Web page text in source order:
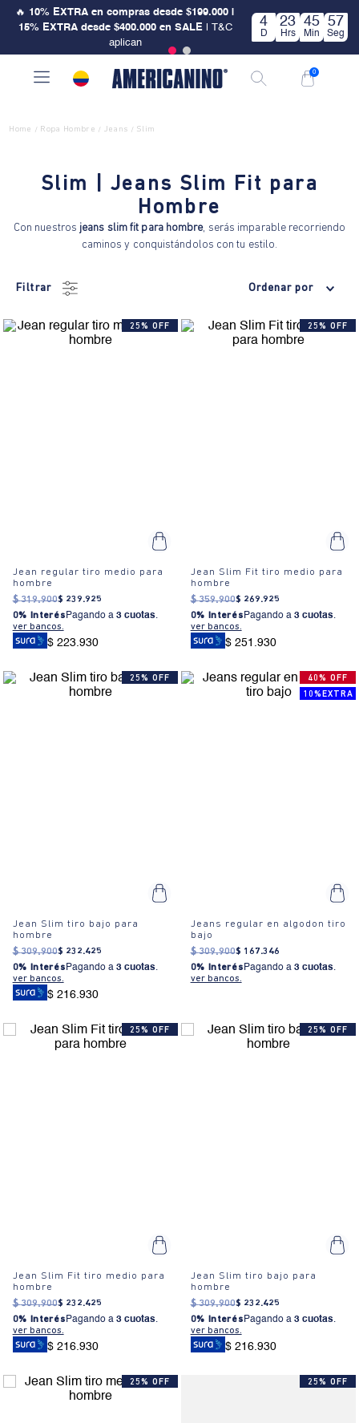
🔥 10% EXTRA en compras desde $199.000 |
15% EXTRA desde $400.000 en SALE| T&C
aplican
4
D
23
Hrs
45
Min
56
Seg
0
Home / Ropa Hombre / Jeans / Slim
Slim | Jeans Slim Fit para
Hombre
Con nuestros jeans slim fit para hombre, serás imparable recorriendo
caminos y conquistándolos con tu estilo.
Filtrar Ordenar por
25% OFF
Jean regular tiro medio para
hombre
$ 319.900$ 239.925
0% Interés Pagando a 3 cuotas.
ver bancos.
$ 223.930
25% OFF
Jean Slim Fit tiro medio para
hombre
$ 359.900$ 269.925
0% Interés Pagando a 3 cuotas.
ver bancos.
$ 251.930
25% OFF
Jean Slim tiro bajo para
hombre
$ 309.900$ 232.425
0% Interés Pagando a 3 cuotas.
ver bancos.
$ 216.930
40% OFF
10%EXTRA
Jeans regular en algodon tiro
bajo
$ 309.900$ 167.346
0% Interés Pagando a 3 cuotas.
ver bancos.
25% OFF
Jean Slim Fit tiro medio para
hombre
$ 309.900$ 232.425
0% Interés Pagando a 3 cuotas.
ver bancos.
$ 216.930
25% OFF
Jean Slim tiro bajo para
hombre
$ 309.900$ 232.425
0% Interés Pagando a 3 cuotas.
ver bancos.
$ 216.930
25% OFF 25% OFF